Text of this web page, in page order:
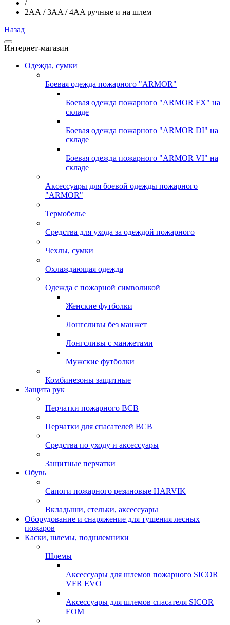
/
2АА / 3AA / 4AA ручные и на шлем
Назад
Интернет-магазин
Одежда, сумки
Боевая одежда пожарного "ARMOR"
Боевая одежда пожарного "ARMOR FX" на
складе
Боевая одежда пожарного "ARMOR DI" на
складе
Боевая одежда пожарного "ARMOR VI" на
складе
Аксессуары для боевой одежды пожарного
"ARMOR"
Термобелье
Средства для ухода за одеждой пожарного
Чехлы, сумки
Охлаждающая одежда
Одежда с пожарной символикой
Женские футболки
Лонгсливы без манжет
Лонгсливы с манжетами
Мужские футболки
Комбинезоны защитные
Защита рук
Перчатки пожарного ВСВ
Перчатки для спасателей ВСВ
Средства по уходу и аксессуары
Защитные перчатки
Обувь
Сапоги пожарного резиновые HARVIK
Вкладыши, стельки, аксессуары
Оборудование и снаряжение для тушения лесных
пожаров
Каски, шлемы, подшлемники
Шлемы
Аксессуары для шлемов пожарного SICOR
VFR EVO
Аксессуары для шлемов спасателя SICOR
EOM